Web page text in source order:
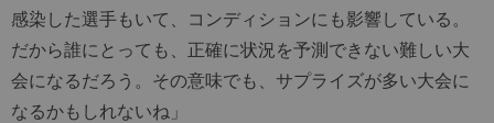
感染した選手もいて、コンディションにも影響している。
だから誰にとっても、正確に状況を予測できない難しい大
会になるだろう。その意味でも、サプライズが多い大会に
なるかもしれないね」